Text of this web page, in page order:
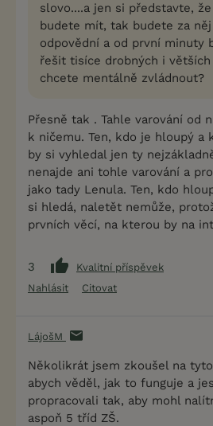
slovo....a jen si představte,
budete mít, tak budete za
odpovědní a od první minuty
řešit tisíce drobných i
chcete mentálně zvládnout?
Přesně tak . Tahle varování od
k ničemu. Ten, kdo je hloupý a
by si vyhledal jen ty
nenajde ani tohle varování a
jako tady Lenula. Ten, kdo
si hledá, naletět nemůže,
prvních věcí, na kterou by na
3
Kvalitní příspěvek
Nahlásit
Citovat
LájošM
Několikrát jsem zkoušel na
abych věděl, jak to funguje a
propracovali tak, aby mohl
aspoň 5 tříd ZŠ.